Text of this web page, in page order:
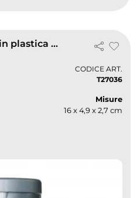
Astuccio portapenne in plastica 2 scomparti trasparente
CODICE ART.
T27036
Misure
16 x 4,9 x 2,7 cm